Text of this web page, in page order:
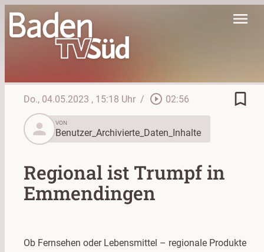
menu
Do., 04.05.2023 , 15:18 Uhr / play_circle_outline 02:56
bookmark_border
person
VON
Benutzer_Archivierte_Daten_Inhalte
Regional ist Trumpf in
Emmendingen
Ob Fernsehen oder Lebensmittel – regionale Produkte